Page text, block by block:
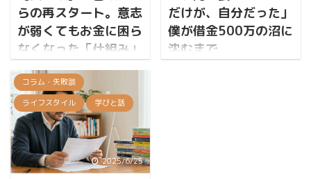
びたいなら4648件の実
績を持つ「オシャリン
グ」、評価の高さで選ぶ
なら4.29を叩き出した
「保護フィルムの
Colorful」のNASA仕様タ
イプ。価格・実績・評
価、どこを重視するかで
答えが変わる比較になり
ました。 こんな疑問、あ
KINAKOです。 いつも記
事を読んでくださってあ
りがとうございます。 X
をやってます。 今日のト
らの再スタート。意志
が弱くてもお金に困ら
なくなった「仕組み」
の話
以前、私が500万円の借
金を背負い、破産した話
を書かせていただきまし
た。 ▼前回の記事はこち
ら借金500万円からの這
い上がり この記事には本
だけが、自分だった」
僕が借金500万の沼に
沈むまで
コラム・失敗談
ライフスタイル
学びと話
2025/6/25